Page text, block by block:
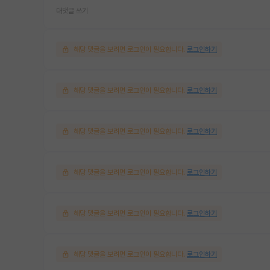
대댓글 쓰기
해당 댓글을 보려면 로그인이 필요합니다. 로그인하기
해당 댓글을 보려면 로그인이 필요합니다. 로그인하기
해당 댓글을 보려면 로그인이 필요합니다. 로그인하기
해당 댓글을 보려면 로그인이 필요합니다. 로그인하기
해당 댓글을 보려면 로그인이 필요합니다. 로그인하기
해당 댓글을 보려면 로그인이 필요합니다. 로그인하기